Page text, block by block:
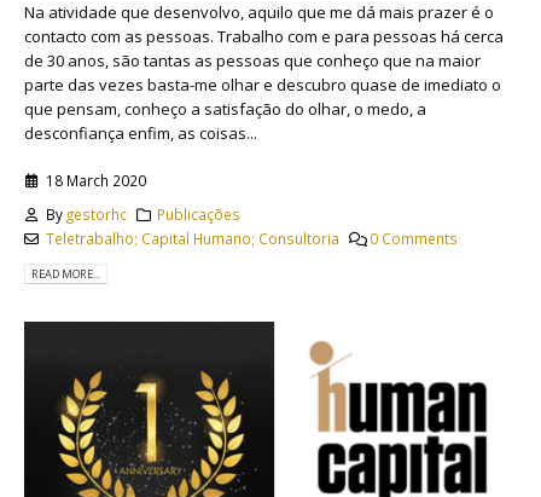
Na atividade que desenvolvo, aquilo que me dá mais prazer é o
contacto com as pessoas. Trabalho com e para pessoas há cerca
de 30 anos, são tantas as pessoas que conheço que na maior
parte das vezes basta-me olhar e descubro quase de imediato o
que pensam, conheço a satisfação do olhar, o medo, a
desconfiança enfim, as coisas...
18 March 2020
By gestorhc
Publicações
Teletrabalho; Capital Humano; Consultoria
0 Comments
READ MORE...